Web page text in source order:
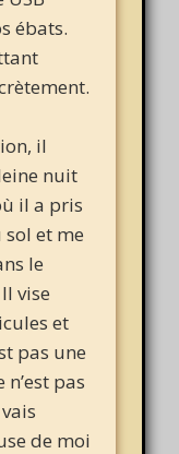
ébats.
il
nuit
il a pris
et me
le
vise
et
pas une
pas
de moi